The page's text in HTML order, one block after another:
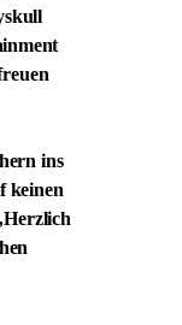
ins
keinen